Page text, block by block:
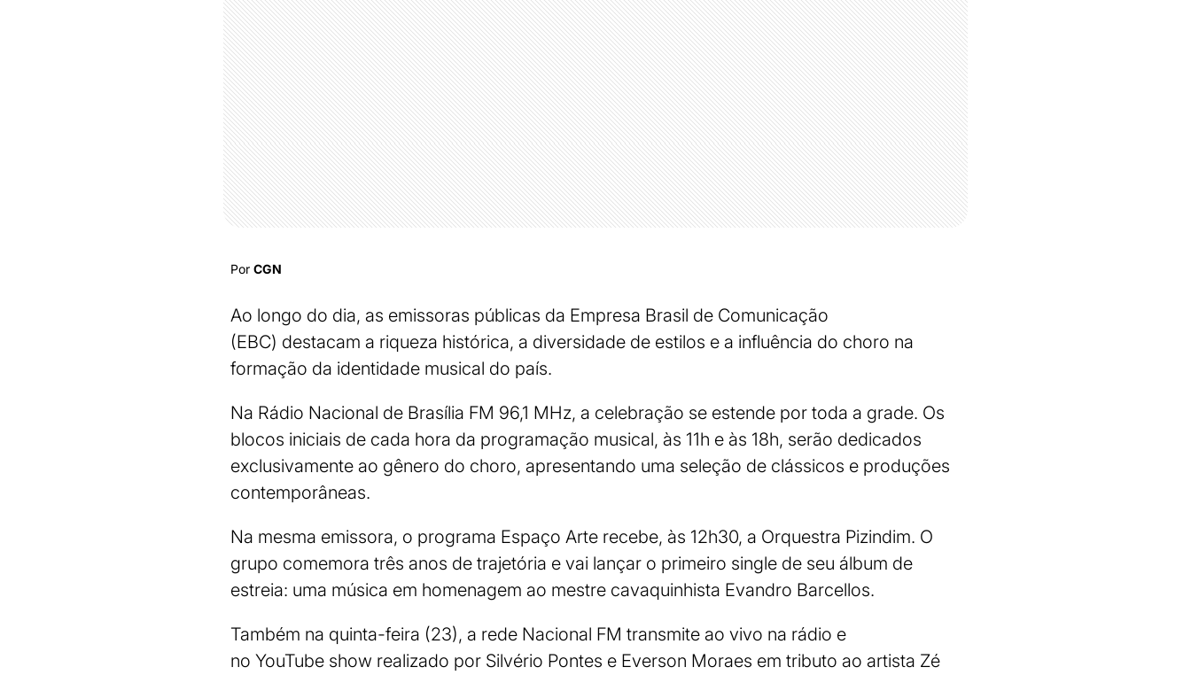
Por CGN
Ao longo do dia, as emissoras públicas da Empresa Brasil de Comunicação
(EBC) destacam a riqueza histórica, a diversidade de estilos e a influência do choro na
formação da identidade musical do país.
Na Rádio Nacional de Brasília FM 96,1 MHz, a celebração se estende por toda a grade. Os
blocos iniciais de cada hora da programação musical, às 11h e às 18h, serão dedicados
exclusivamente ao gênero do choro, apresentando uma seleção de clássicos e produções
contemporâneas.
Na mesma emissora, o programa Espaço Arte recebe, às 12h30, a Orquestra Pizindim. O
grupo comemora três anos de trajetória e vai lançar o primeiro single de seu álbum de
estreia: uma música em homenagem ao mestre cavaquinhista Evandro Barcellos.
Também na quinta-feira (23), a rede Nacional FM transmite ao vivo na rádio e
no YouTube show realizado por Silvério Pontes e Everson Moraes em tributo ao artista Zé